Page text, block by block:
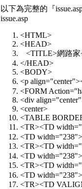
以下為完整的『
issue.asp
<HTML>
<HEAD>
<TITLE>網路
</HEAD>
<BODY>
<p
<FORM
<div
<center>
<TABLE
<TR><TD
<TD
<TR><TD
<TD
<TR><TD
<TD
<TR><TD